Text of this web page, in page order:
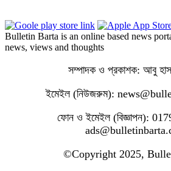
Bulletin Barta is an online based news
news, views and thoughts
সম্পাদক ও প্রকাশক: আবু
ইমেইল (নিউজরুম):
ফোন ও ইমেইল (বিজ্ঞাপন):
©️Copyright 2025,